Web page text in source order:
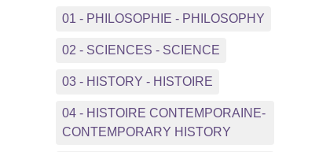
01 - PHILOSOPHIE - PHILOSOPHY
02 - SCIENCES - SCIENCE
03 - HISTORY - HISTOIRE
04 - HISTOIRE CONTEMPORAINE-
CONTEMPORARY HISTORY